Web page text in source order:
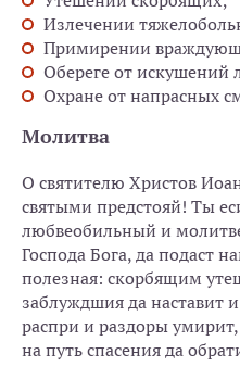
Излечении
Примирении
Обереге от искушений
Охране от напрасных
Молитва
О святителю Христов
святыми предстояй! Ты
любвеобильный и
Господа Бога, да подаст
полезная: скорбящим
заблуждшия да наставит
распри и раздоры
на путь спасения да